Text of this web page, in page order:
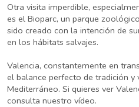
Otra visita imperdible,
es el Bioparc, un parque
sido creado con la intención de
en los hábitats salvajes.
Valencia, constantemente en
el balance perfecto de tradición
Mediterráneo. Si quieres ver
consulta nuestro vídeo.